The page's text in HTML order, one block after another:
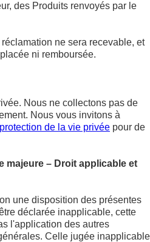
des Produits renvoyés par le
ne sera recevable, et
ni remboursée.
Nous ne collectons pas de
Nous vous invitons à
de la vie privée pour de
majeure – Droit applicable et
une disposition des présentes
déclarée inapplicable, cette
l'application des autres
Celle jugée inapplicable